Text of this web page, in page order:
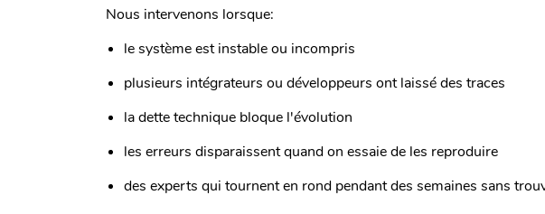
Nous intervenons lorsque:
le système est instable ou incompris
plusieurs intégrateurs ou développeurs ont laissé des traces
la dette technique bloque l'évolution
les erreurs disparaissent quand on essaie de les reproduire
des experts qui tournent en rond pendant des semaines sans